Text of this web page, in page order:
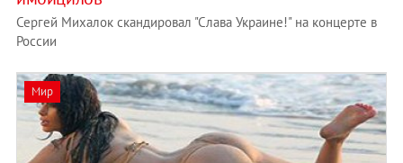
Сергей Михалок скандировал "Слава Украине!" на концерте в
России
Мир